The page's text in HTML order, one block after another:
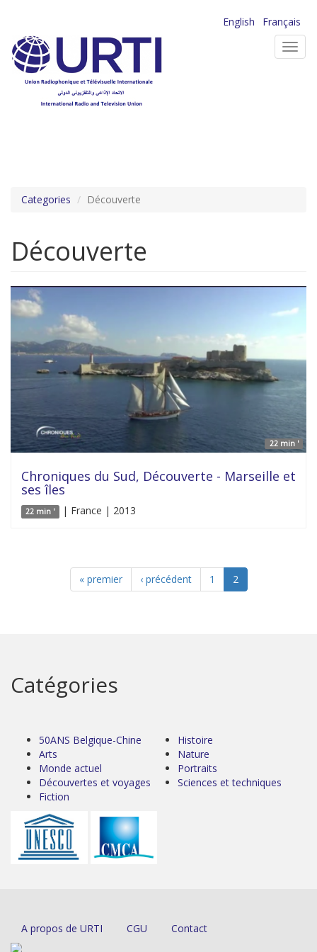
contenu
principal
English
Français
Categories Découverte
Découverte
22 min '
Chroniques du Sud, Découverte - Marseille et
ses îles
22 min ' | France | 2013
« premier ‹ précédent 1 2
Catégories
50ANS Belgique-Chine
Arts
Monde actuel
Découvertes et voyages
Fiction
Histoire
Nature
Portraits
Sciences et techniques
A propos de URTI CGU Contact